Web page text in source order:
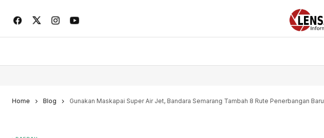
Home Blog Gunakan Maskapai Super Air Jet, Bandara Semarang Tambah 8 Rute Penerbangan Baru